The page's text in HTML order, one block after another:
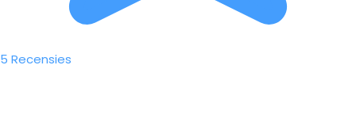
5 Recensies